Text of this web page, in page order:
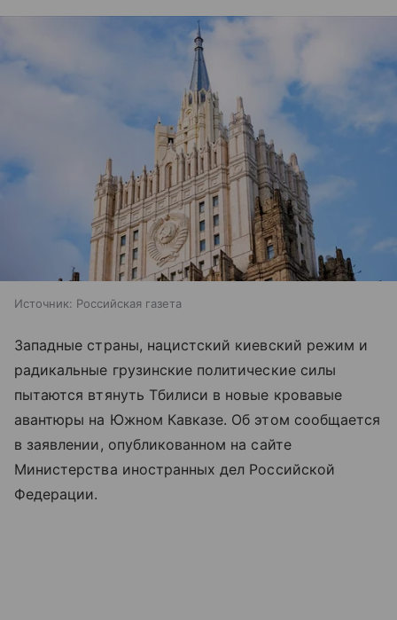
Источник: Российская газета
Западные страны, нацистский киевский режим и
радикальные грузинские политические силы
пытаются втянуть Тбилиси в новые кровавые
авантюры на Южном Кавказе. Об этом сообщается
в заявлении, опубликованном на сайте
Министерства иностранных дел Российской
Федерации.